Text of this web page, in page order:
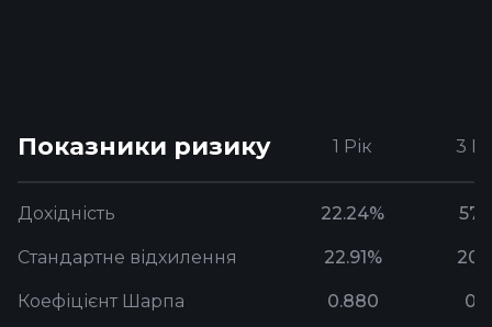
Показники ризику 1 Рік 3
Дохідність 22.24%
Стандартне відхилення 22.91%
Коефіцієнт Шарпа 0.880